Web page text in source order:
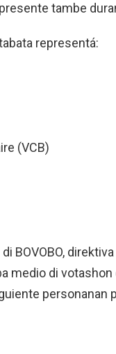
tambe
representá:
(VCB)
BOVOBO,
medio di
personanan